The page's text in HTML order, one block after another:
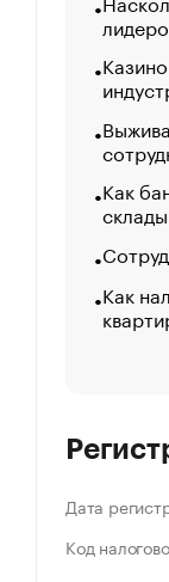
Как
склады
Как
Дата
Код